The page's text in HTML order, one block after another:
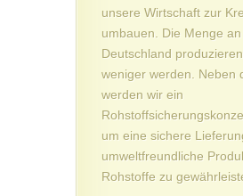
unsere Wirtschaft zur
umbauen. Die Menge
Deutschland
weniger werden. Neben
werden wir ein
um eine sichere
umweltfreundliche
Rohstoffe zu